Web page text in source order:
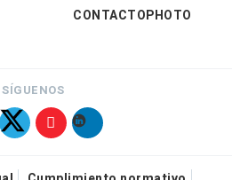
CONTACTOPHOTO
SÍGUENOS